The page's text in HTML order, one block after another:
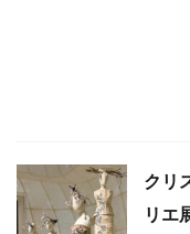
クリ
リエ